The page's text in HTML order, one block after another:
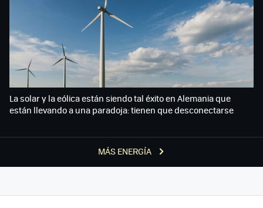
MÁS ENERGÍA
La solar y la eólica están siendo tal éxito en Alemania que
están llevando a una paradoja: tienen que desconectarse